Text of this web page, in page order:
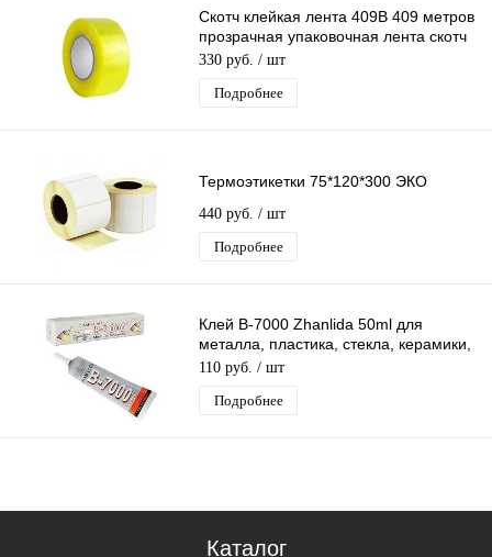
Скотч клейкая лента 409B 409 метров
прозрачная упаковочная лента скотч
55мм х 409м
330 руб. / шт
Подробнее
Термоэтикетки 75*120*300 ЭКО
440 руб. / шт
Подробнее
Клей B-7000 Zhanlida 50ml для
металла, пластика, стекла, керамики,
дерева, кожи, резины
110 руб. / шт
Подробнее
Каталог